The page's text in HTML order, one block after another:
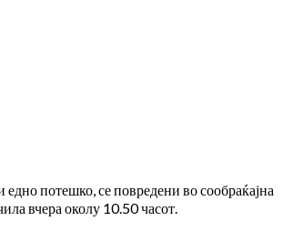
едно потешко, се повредени во сообраќајна
вчера околу 10.50 часот.